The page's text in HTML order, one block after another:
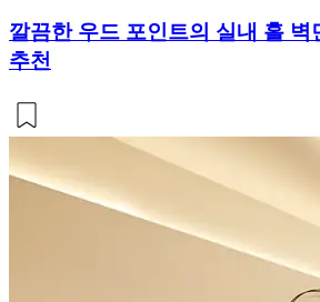
깔끔한 우드 포인트의 실내 홀 벽
추천